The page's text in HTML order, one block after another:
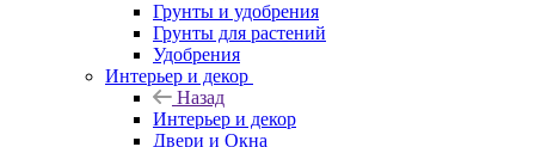
Грунты и удобрения
Грунты для растений
Удобрения
Интерьер и декор
Назад
Интерьер и декор
Двери и Окна